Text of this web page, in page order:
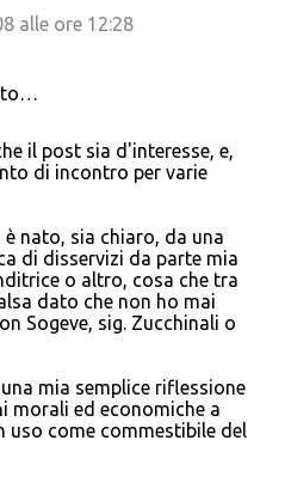
alle ore 12:28
il post sia d'interesse, e,
di incontro per varie
nato, sia chiaro, da una
di disservizi da parte mia
o altro, cosa che tra
dato che non ho mai
Sogeve, sig. Zucchinali o
mia semplice riflessione
morali ed economiche a
uso come commestibile del